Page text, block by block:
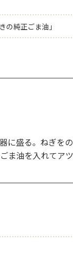
の純正ごま油」
に盛る。ねぎを
ま油を入れてア